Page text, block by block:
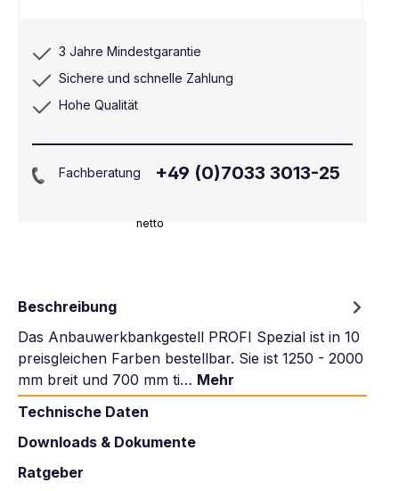
netto
3 Jahre Mindestgarantie
Sichere und schnelle Zahlung
Hohe Qualität
Fachberatung +49 (0)7033 3013-25
Beschreibung
Das Anbauwerkbankgestell PROFI Spezial ist in 10
preisgleichen Farben bestellbar. Sie ist 1250 - 2000
mm breit und 700 mm ti… Mehr
Technische Daten
Downloads & Dokumente
Ratgeber